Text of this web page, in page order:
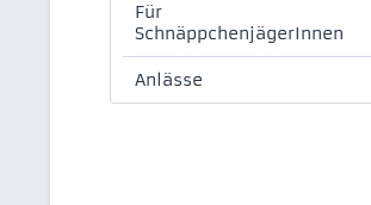
Für
SchnäppchenjägerInnen
Anlässe